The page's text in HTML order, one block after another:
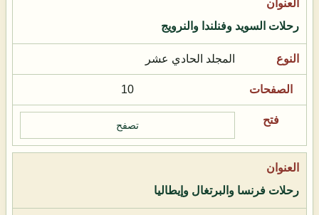
رحلات السويد وفنلندا والنرويج
المجلد الحادي عشر
10
تصفح
رحلات فرنسا والبرتغال وإيطاليا